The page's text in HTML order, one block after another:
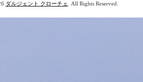
ダルジェント クローチェ . All Rights Reserved.